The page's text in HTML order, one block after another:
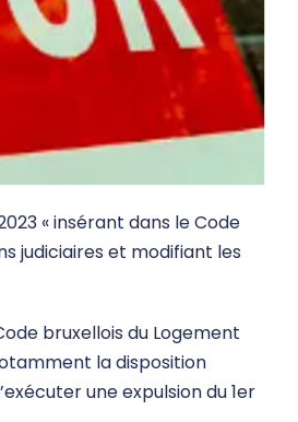
« insérant dans le Code
judiciaires et modifiant les
bruxellois du Logement
la disposition
une expulsion du 1er